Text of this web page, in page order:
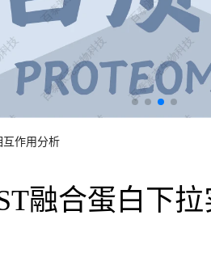
互作用分析
融合蛋白下